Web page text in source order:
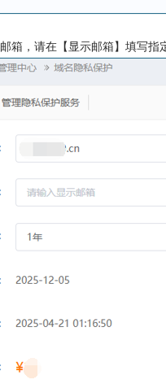
箱，请在【显示邮箱】填写